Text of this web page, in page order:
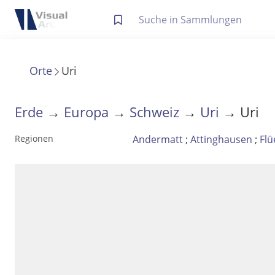
Die letzte Trefferliste besteht aus Ihrer letzten Suche, samt
Anzeigen
Zuletzt gesucht
Orte Uri
Erde → Europa → Schweiz → Uri → Uri
Regionen Andermatt ; Attinghausen ;